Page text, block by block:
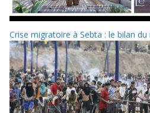
Crise migratoire à Sebta : le bilan du